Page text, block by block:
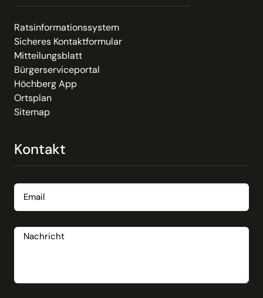
Ratsinformationssystem
Sicheres Kontaktformular
Mitteilungsblatt
Bürgerserviceportal
Höchberg App
Ortsplan
Sitemap
Kontakt